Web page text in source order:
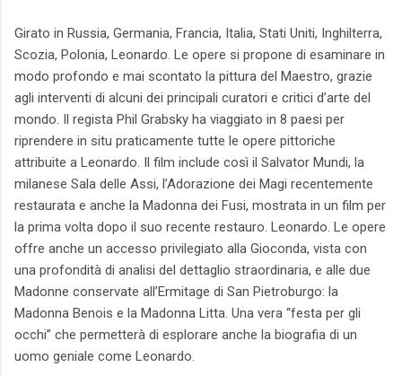
Girato in Russia, Germania, Francia, Italia, Stati Uniti, Inghilterra,
Scozia, Polonia, Leonardo. Le opere si propone di esaminare in
modo profondo e mai scontato la pittura del Maestro, grazie
agli interventi di alcuni dei principali curatori e critici d’arte del
mondo. Il regista Phil Grabsky ha viaggiato in 8 paesi per
riprendere in situ praticamente tutte le opere pittoriche
attribuite a Leonardo. Il film include così il Salvator Mundi, la
milanese Sala delle Assi, l’Adorazione dei Magi recentemente
restaurata e anche la Madonna dei Fusi, mostrata in un film per
la prima volta dopo il suo recente restauro. Leonardo. Le opere
offre anche un accesso privilegiato alla Gioconda, vista con
una profondità di analisi del dettaglio straordinaria, e alle due
Madonne conservate all’Ermitage di San Pietroburgo: la
Madonna Benois e la Madonna Litta. Una vera “festa per gli
occhi” che permetterà di esplorare anche la biografia di un
uomo geniale come Leonardo.